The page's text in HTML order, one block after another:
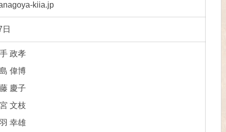
kiia.jp
孝
偉博
子
枝
雄